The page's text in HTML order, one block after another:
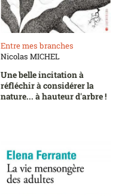
Entre mes branches
Nicolas MICHEL
Une belle incitation à
réfléchir à considérer la
nature... à hauteur d'arbre !